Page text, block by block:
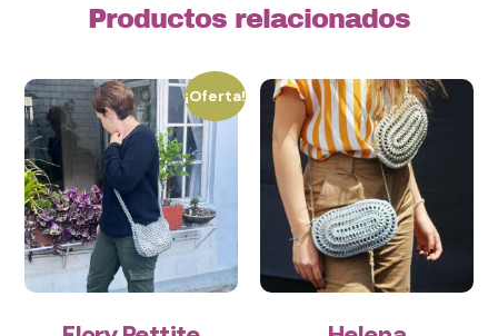
Productos relacionados
¡Oferta!